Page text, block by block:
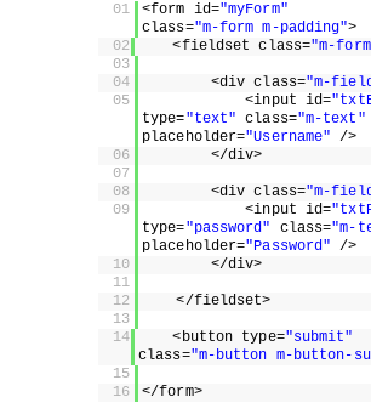
01 <form id="myForm"
class="m-form m-padding">
02
<fieldset class="m-
03
04
<div class="m-
05
<input id=
type="text" class="m-text"
placeholder="Username" />
06
</div>
07
08
<div class="m-
09
<input id=
type="password" class="m-
placeholder="Password" />
10
</div>
11
12
</fieldset>
13
14
<button type="submit"
class="m-button m-button-
15
16
</form>